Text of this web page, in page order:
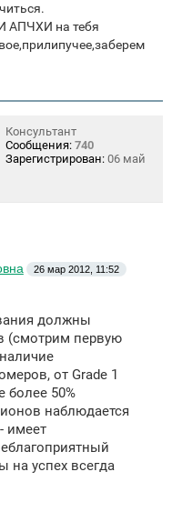
АПЧХИ на тебя
Консультант
Сообщения: 740
Зарегистрирован: 06 май
26 мар 2012, 11:52
должны
(смотрим первую
от Grade 1
более 50%
наблюдается
имеет
на успех всегда